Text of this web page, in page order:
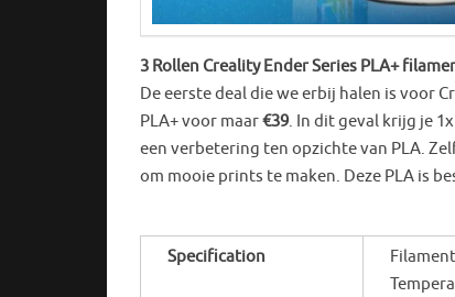
3 Rollen Creality Ender Series PLA+
De eerste deal die we erbij halen is voor
PLA+ voor maar€39. In dit geval krijg je
een verbetering ten opzichte van PLA.
om mooie prints te maken. Deze PLA is
Specification